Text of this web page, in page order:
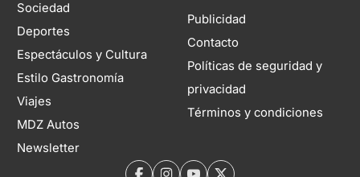
Sociedad
Deportes
Espectáculos y Cultura
Estilo Gastronomía
Viajes
MDZ Autos
Newsletter
Publicidad
Contacto
Políticas de seguridad y
privacidad
Términos y condiciones